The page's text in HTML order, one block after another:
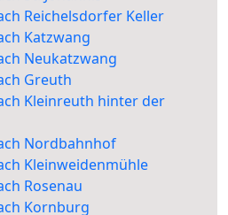
Reichelsdorfer Keller
Katzwang
Neukatzwang
Greuth
Kleinreuth hinter der
Nordbahnhof
Kleinweidenmühle
Rosenau
Kornburg